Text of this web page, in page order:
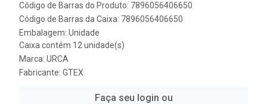
Código de Barras do Produto: 7896056406650
Código de Barras da Caixa: 7896056406650
Embalagem: Unidade
Caixa contém 12 unidade(s)
Marca: URCA
Fabricante: GTEX
Faça seu login ou